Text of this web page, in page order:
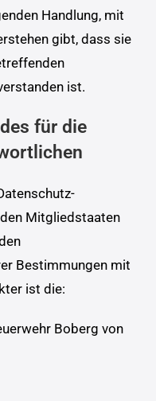
Handlung, mit
gibt, dass sie
ist.
für die
Mitgliedstaaten
Bestimmungen mit
ist die:
Boberg von